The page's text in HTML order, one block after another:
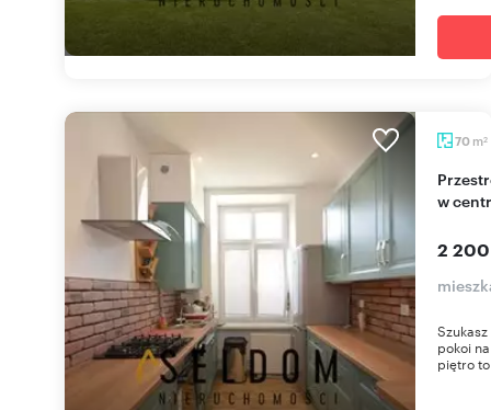
70 m2
Przestronne 2-pokojowe mieszkanie z balkonem
w
2
pokoi
piętro